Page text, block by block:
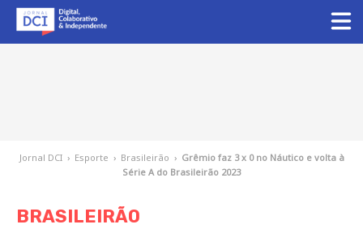
Jornal DCI › Esporte › Brasileirão › Grêmio faz 3 x 0 no Náutico e volta à
Série A do Brasileirão 2023
BRASILEIRÃO